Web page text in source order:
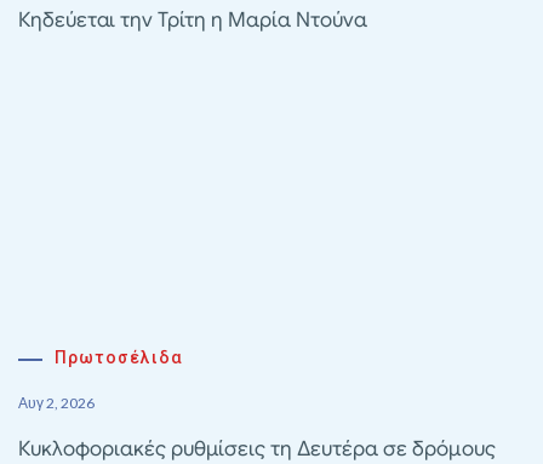
Κηδεύεται την Τρίτη η Μαρία Ντούνα
Πρωτοσέλιδα
Αυγ 2, 2026
Κυκλοφοριακές ρυθμίσεις τη Δευτέρα σε δρόμους